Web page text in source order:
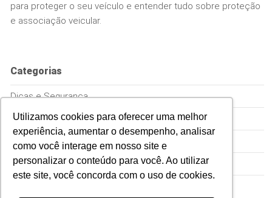
Utilizamos cookies para oferecer uma melhor
experiência, aumentar o desempenho, analisar
como você interage em nosso site e
personalizar o conteúdo para você. Ao utilizar
este site, você concorda com o uso de cookies.
para proteger o seu veículo e entender tudo sobre proteção
e associação veicular.
Categorias
Dicas e Segurança
Empreenda
Proteção Veicular
Sem Categoria